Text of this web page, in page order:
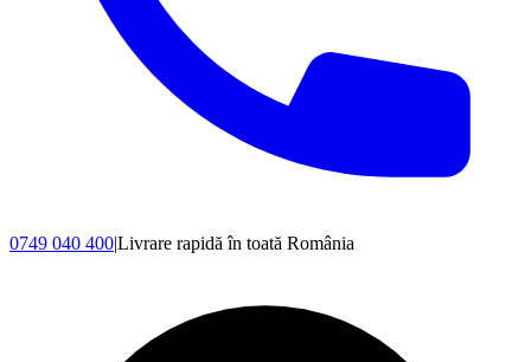
0749 040 400|Livrare rapidă în toată România